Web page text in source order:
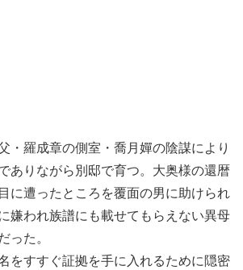
・羅成章の側室・喬月嬋の陰謀により
ありながら別邸で育つ。大奥様の還暦
に遭ったところを覆面の男に助けられ
嫌われ族譜にも載せてもらえない異母
った。
をすすぐ証拠を手に入れるために隠密